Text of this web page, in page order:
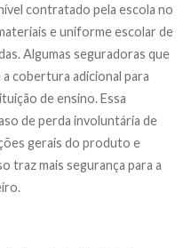
contratado pela escola no
e uniforme escolar de
Algumas seguradoras que
cobertura adicional para
de ensino. Essa
de perda involuntária de
gerais do produto e
traz mais segurança para a